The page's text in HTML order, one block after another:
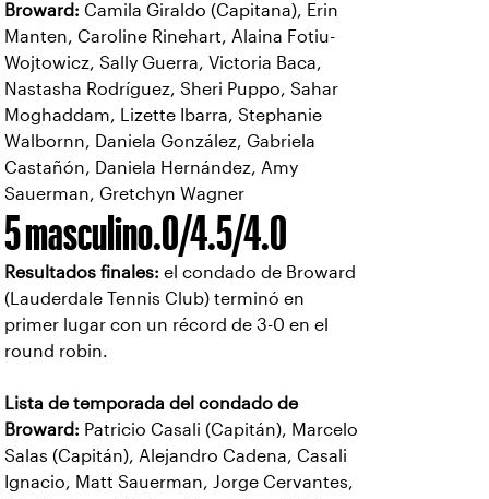
Broward: Camila Giraldo (Capitana), Erin
Manten, Caroline Rinehart, Alaina Fotiu-
Wojtowicz, Sally Guerra, Victoria Baca,
Nastasha Rodríguez, Sheri Puppo, Sahar
Moghaddam, Lizette Ibarra, Stephanie
Walbornn, Daniela González, Gabriela
Castañón, Daniela Hernández, Amy
Sauerman, Gretchyn Wagner
5 masculino.0/4.5/4.0
Resultados finales: el condado de Broward
(Lauderdale Tennis Club) terminó en
primer lugar con un récord de 3-0 en el
round robin.
Lista de temporada del condado de
Broward: Patricio Casali (Capitán), Marcelo
Salas (Capitán), Alejandro Cadena, Casali
Ignacio, Matt Sauerman, Jorge Cervantes,